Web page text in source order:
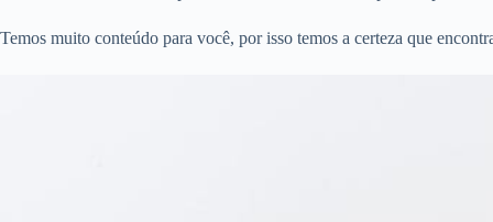
Temos muito conteúdo para você, por isso temos a certeza que